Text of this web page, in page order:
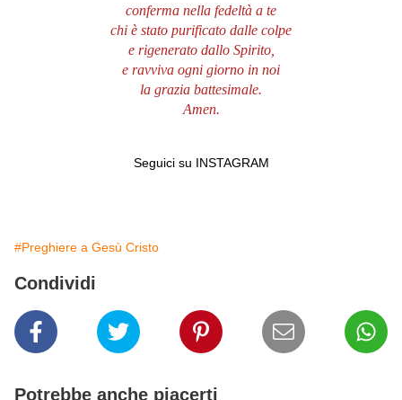
conferma nella fedeltà a te
chi è stato purificato dalle colpe
e rigenerato dallo Spirito,
e ravviva ogni giorno in noi
la grazia battesimale.
Amen.
Seguici su INSTAGRAM
#Preghiere a Gesù Cristo
Condividi
Potrebbe anche piacerti